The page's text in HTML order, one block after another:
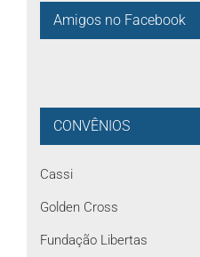
Amigos no Facebook
CONVÊNIOS
Cassi
Golden Cross
Fundação Libertas